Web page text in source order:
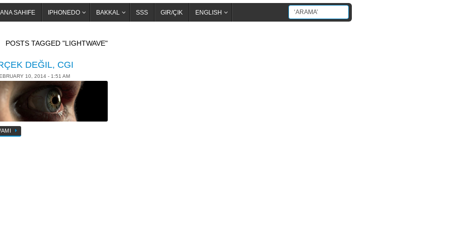
ANA SAHIFE IPHONEDO BAKKAL SSS GIR/ÇIK ENGLISH
POSTS TAGGED "LIGHTWAVE"
DEĞIL, CGI
10, 2014 - 1:51 AM